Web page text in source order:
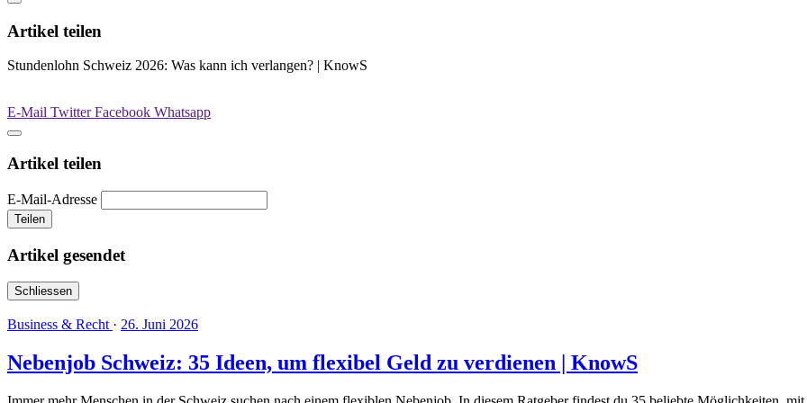
Artikel teilen
Stundenlohn Schweiz 2026: Was kann ich verlangen? | KnowS
E-Mail TwitterFacebook Whatsapp
Artikel teilen
E-Mail-Adresse
Teilen
Artikel gesendet
Schliessen
Business & Recht · 26. Juni 2026
Nebenjob Schweiz: 35 Ideen, um flexibel Geld zu verdienen | KnowS